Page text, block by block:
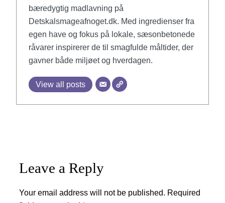
bæredygtig madlavning på
Detskalsmageafnoget.dk. Med ingredienser fra
egen have og fokus på lokale, sæsonbetonede
råvarer inspirerer de til smagfulde måltider, der
gavner både miljøet og hverdagen.
View all posts
Leave a Reply
Your email address will not be published. Required